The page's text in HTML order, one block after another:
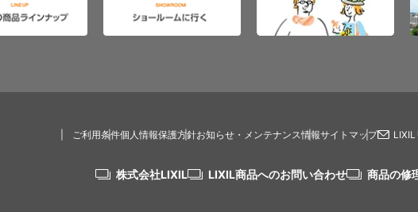
ご利用条件個人情報保護方針お知らせ・メンテナンス情報サイトマップ
株式会社LIXIL LIXIL商品へのお問い合わせ 商品の修